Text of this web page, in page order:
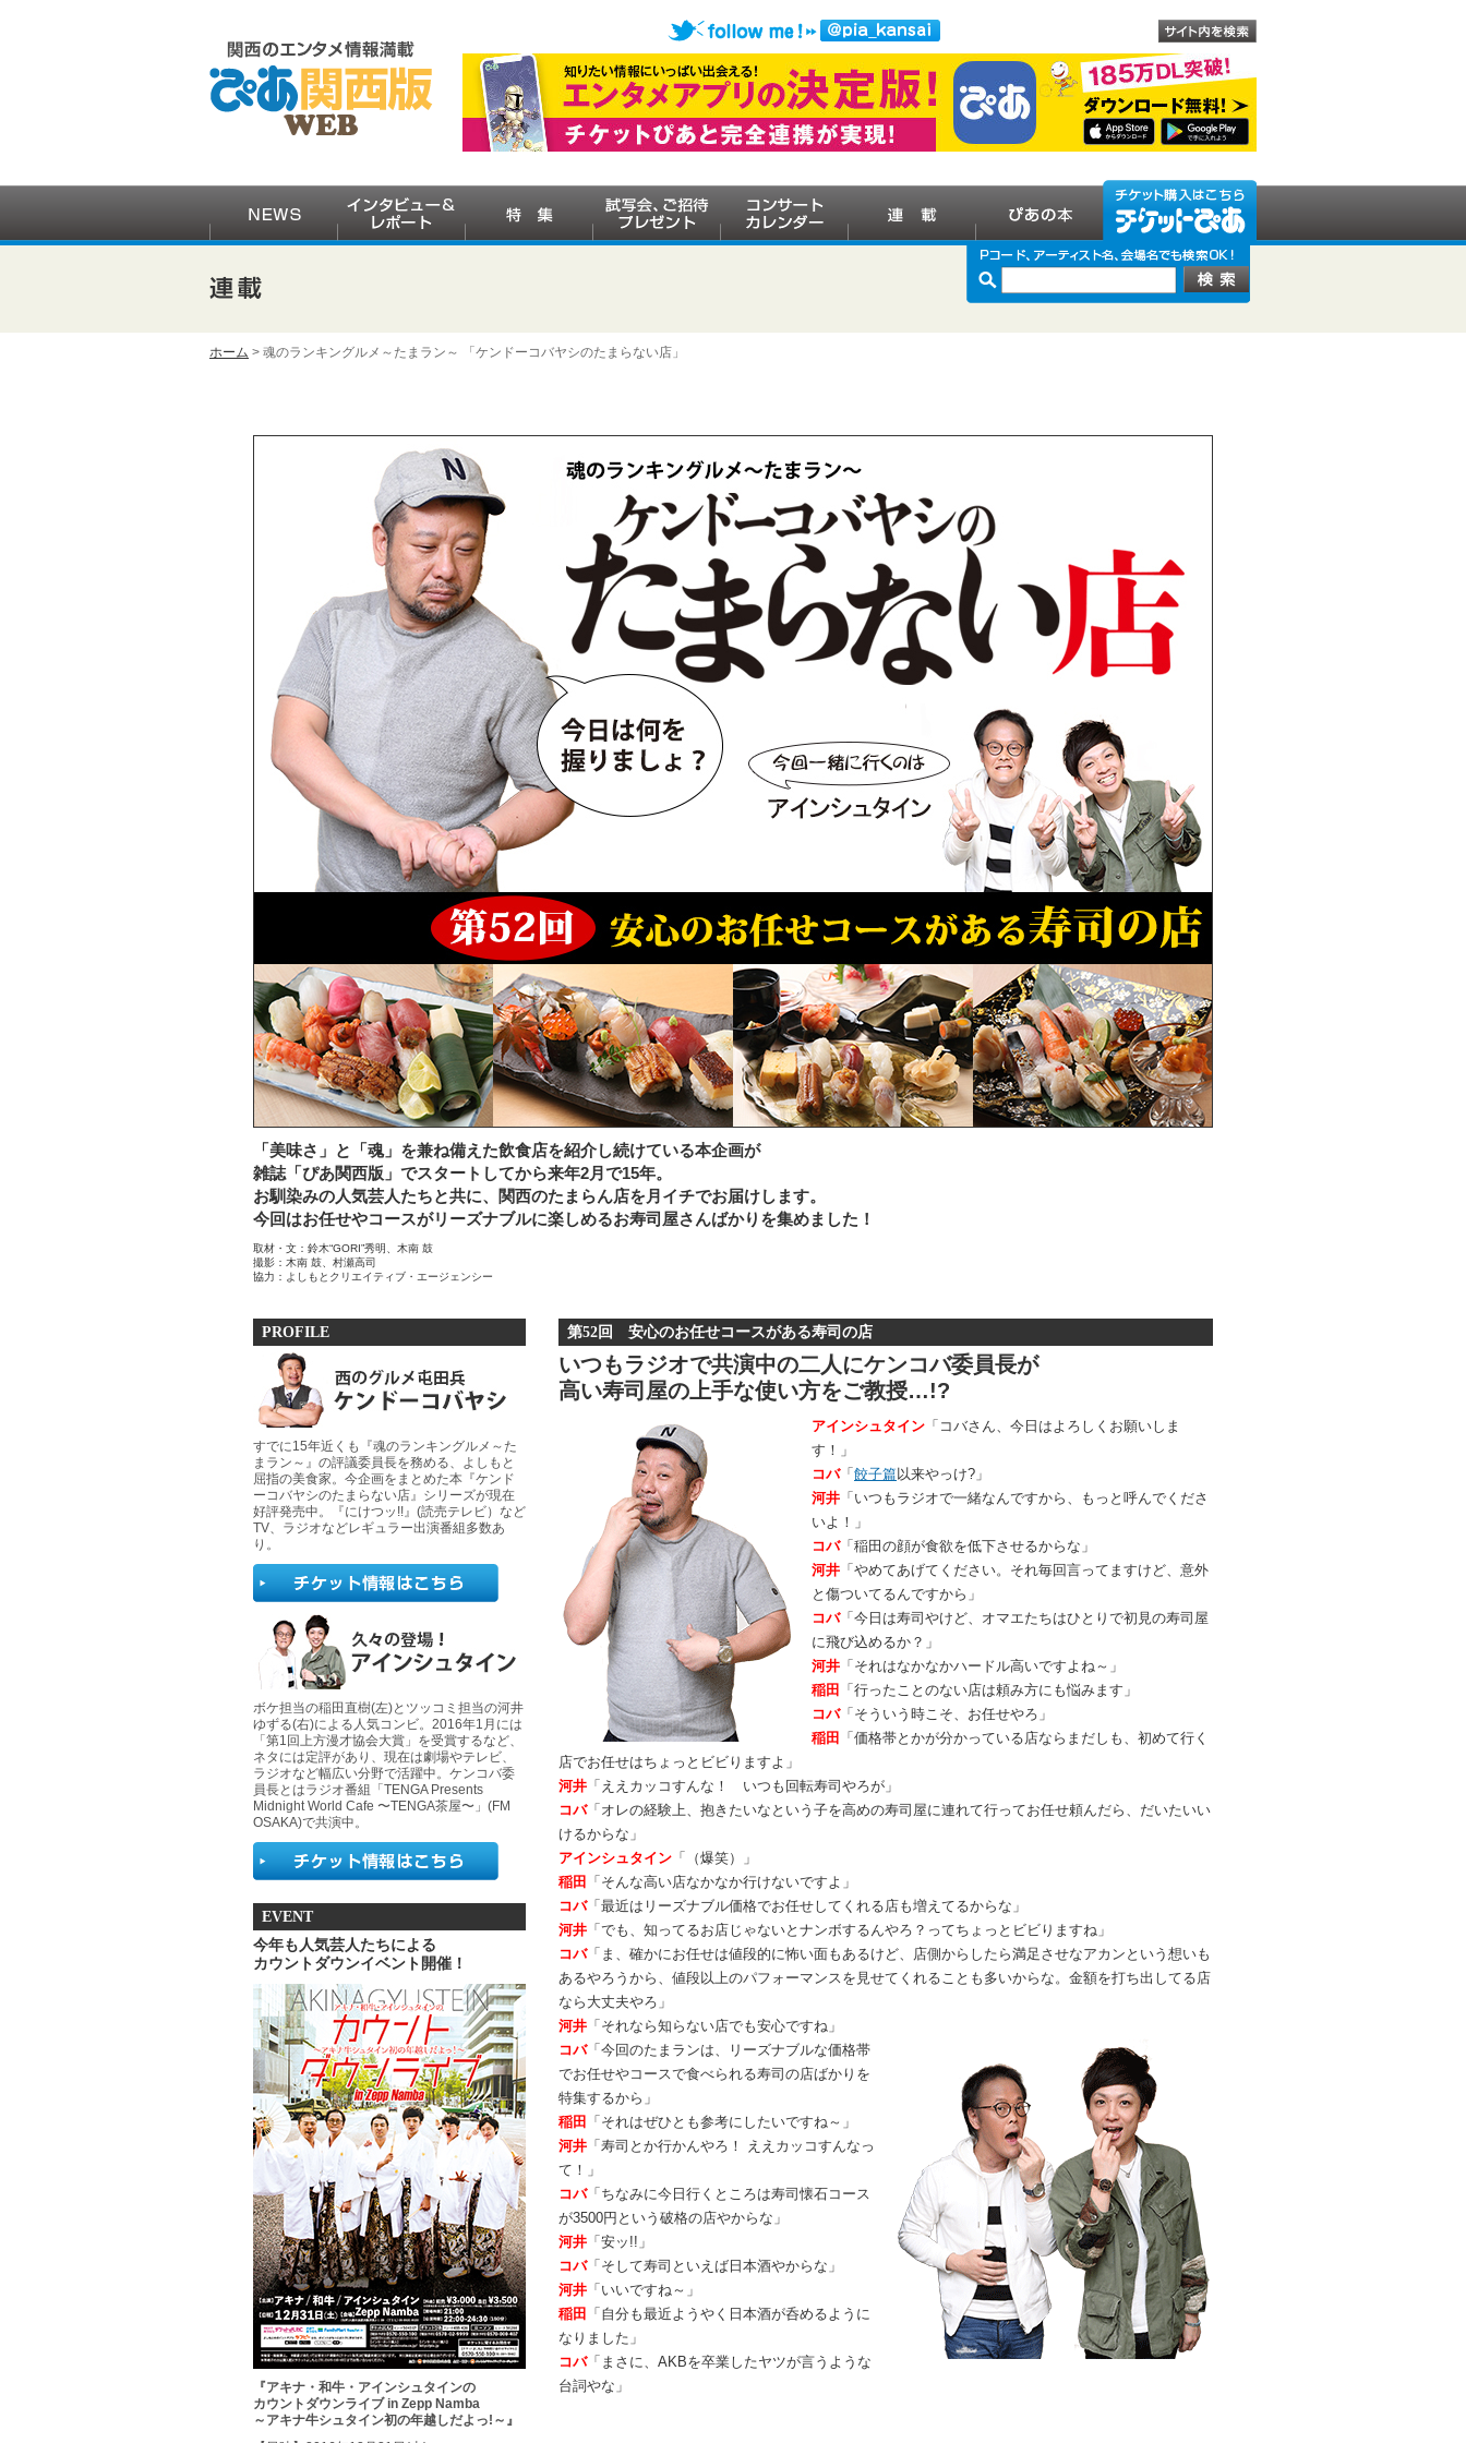
ホーム > 魂のランキングルメ～たまラン～ 「ケンドーコバヤシのたまらない店」
「美味さ」と「魂」を兼ね備えた飲食店を紹介し続けている本企画が
雑誌「ぴあ関西版」でスタートしてから来年2月で15年。
お馴染みの人気芸人たちと共に、関西のたまらん店を月イチでお届けします。
今回はお任せやコースがリーズナブルに楽しめるお寿司屋さんばかりを集めました！
取材・文：鈴木“GORI”秀明、木南 鼓
撮影：木南 鼓、村瀬高司
協力：よしもとクリエイティブ・エージェンシー
第52回 安心のお任せコースがある寿司の店
いつもラジオで共演中の二人にケンコバ委員長が
高い寿司屋の上手な使い方をご教授…!?
アインシュタイン 「コバさん、今日はよろしくお願いしま
す！」
コバ「餃子篇以来やっけ?」
河井 「いつもラジオで一緒なんですから、もっと呼んでくださ
いよ！」
コバ「稲田の顔が食欲を低下させるからな」
河井 「やめてあげてください。それ毎回言ってますけど、意外
と傷ついてるんですから」
コバ「今日は寿司やけど、オマエたちはひとりで初見の寿司屋
に飛び込めるか？」
河井 「それはなかなかハードル高いですよね～」
稲田 「行ったことのない店は頼み方にも悩みます」
コバ「そういう時こそ、お任せやろ」
稲田 「価格帯とかが分かっている店ならまだしも、初めて行く
店でお任せはちょっとビビりますよ」
河井 「ええカッコすんな！ いつも回転寿司やろが」
コバ「オレの経験上、抱きたいなという子を高めの寿司屋に連れて行ってお任せ頼んだら、だいたいい
けるからな」
アインシュタイン 「（爆笑）」
稲田 「そんな高い店なかなか行けないですよ」
コバ「最近はリーズナブル価格でお任せしてくれる店も増えてるからな」
河井 「でも、知ってるお店じゃないとナンボするんやろ？ってちょっとビビりますね」
コバ「ま、確かにお任せは値段的に怖い面もあるけど、店側からしたら満足させなアカンという想いも
あるやろうから、値段以上のパフォーマンスを見せてくれることも多いからな。金額を打ち出してる店
なら大丈夫やろ」
河井 「それなら知らない店でも安心ですね」
コバ「今回のたまランは、リーズナブルな価格帯
でお任せやコースで食べられる寿司の店ばかりを
特集するから」
稲田 「それはぜひとも参考にしたいですね～」
河井 「寿司とか行かんやろ！ ええカッコすんなっ
て！」
コバ「ちなみに今日行くところは寿司懐石コース
が3500円という破格の店やからな」
河井 「安ッ!!」
コバ「そして寿司といえば日本酒やからな」
河井 「いいですね～」
稲田 「自分も最近ようやく日本酒が呑めるように
なりました」
コバ「まさに、AKBを卒業したヤツが言うような
台詞やな」
PROFILE
すでに15年近くも『魂のランキングルメ～た
まラン～』の評議委員長を務める、よしもと
屈指の美食家。今企画をまとめた本『ケンド
ーコバヤシのたまらない店』シリーズが現在
好評発売中。『にけつッ!!』(読売テレビ）など
TV、ラジオなどレギュラー出演番組多数あ
り。
ボケ担当の稲田直樹(左)とツッコミ担当の河井
ゆずる(右)による人気コンビ。2016年1月には
「第1回上方漫才協会大賞」を受賞するなど、
ネタには定評があり、現在は劇場やテレビ、
ラジオなど幅広い分野で活躍中。ケンコバ委
員長とはラジオ番組「TENGA Presents
Midnight World Cafe 〜TENGA茶屋〜」(FM
OSAKA)で共演中。
EVENT
今年も人気芸人たちによる
カウントダウンイベント開催！
『アキナ・和牛・アインシュタインの
カウントダウンライブ in Zepp Namba
～アキナ牛シュタイン初の年越しだよっ!～』